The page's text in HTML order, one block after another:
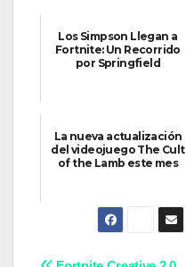
Los Simpson Llegan a
Fortnite: Un Recorrido
por Springfield
La nueva actualización
del videojuego The Cult
of the Lamb este mes